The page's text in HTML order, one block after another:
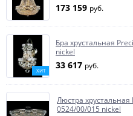
173 159 руб.
ХИТ
Бра хрустальная
nickel
33 617 руб.
Люстра хрустальная
0524/00/015 nickel